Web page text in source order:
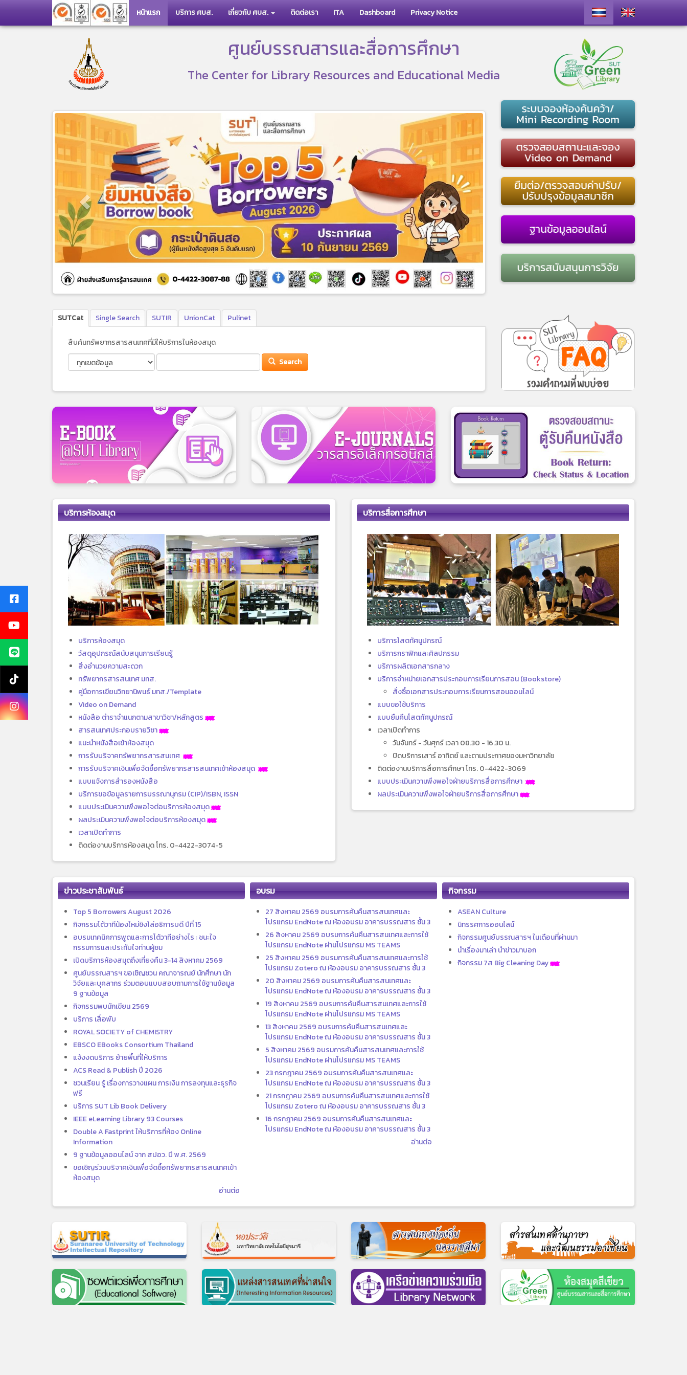
หน้าแรก บริการ ศบส. เกี่ยวกับ ศบส. ติดต่อเรา ITA Dashboard Privacy Notice
ศูนย์บรรณสารและสื่อการศึกษา
The Center for Library Resources and Educational Media
Previous Next
SUTCat Single Search SUTIR UnionCat Pulinet
สืบค้นทรัพยากรสารสนเทศที่มีให้บริการในห้องสมุด
Search
บริการห้องสมุด
บริการห้องสมุด
วัสดุอุปกรณ์สนับสนุนการเรียนรู้
สิ่งอำนวยความสะดวก
ทรัพยากรสารสนเทศ มทส.
คู่มือการเขียนวิทยานิพนธ์ มทส./Template
Video on Demand
หนังสือ ตำราจำแนกตามสาขาวิชา/หลักสูตร
สารสนเทศประกอบรายวิชา
แนะนำหนังสือเข้าห้องสมุด
การรับบริจาคทรัพยากรสารสนเทศ
การรับบริจาคเงินเพื่อจัดซื้อทรัพยากรสารสนเทศเข้าห้องสมุด
แบบแจ้งการสำรองหนังสือ
บริการขอข้อมูลรายการบรรณานุกรม (CIP)/ISBN, ISSN
แบบประเมินความพึงพอใจต่อบริการห้องสมุด
ผลประเมินความพึงพอใจต่อบริการห้องสมุด
เวลาเปิดทำการ
ติดต่องานบริการห้องสมุด โทร. 0-4422-3074-5
บริการสื่อการศึกษา
บริการโสตทัศนูปกรณ์
บริการกราฟิกและศิลปกรรม
บริการผลิตเอกสารกลาง
บริการจำหน่ายเอกสารประกอบการเรียนการสอน (Bookstore)
สั่งซื้อเอกสารประกอบการเรียนการสอนออนไลน์
แบบขอใช้บริการ
แบบยืมคืนโสตทัศนูปกรณ์
เวลาเปิดทำการ
วันจันทร์ - วันศุกร์ เวลา 08.30 - 16.30 น.
ปิดบริการเสาร์ อาทิตย์ และตามประกาศของมหาวิทยาลัย
ติดต่องานบริการสื่อการศึกษา โทร. 0-4422-3069
แบบประเมินความพึงพอใจฝ่ายบริการสื่อการศึกษา
ผลประเมินความพึงพอใจฝ่ายบริการสื่อการศึกษา
ข่าวประชาสัมพันธ์
Top 5 Borrowers August 2026
กิจกรรมโต้วาทีน้องใหม่ชิงโล่อธิการบดี ปีที่ 15
อบรมเทคนิคการพูดและการโต้วาทีอย่างไร : ชนะใจ
กรรมการและประทับใจท่านผู้ชม
เปิดบริการห้องสมุดถึงเที่ยงคืน 3-14 สิงหาคม 2569
ศูนย์บรรณสารฯ ขอเชิญชวน คณาจารณย์ นักศึกษา นัก
วิจัยและบุคลากร ร่วมตอบแบบสอบถามการใช้ฐานข้อมูล
9 ฐานข้อมูล
กิจกรรมพบนักเขียน 2569
บริการ เสื่อพับ
ROYAL SOCIETY of CHEMISTRY
EBSCO EBooks Consortium Thailand
แจ้งงดบริการ ย้ายพื้นที่ให้บริการ
ACS Read & Publish ปี 2026
ชวนเรียน รู้ เรื่องการวางแผน การเงิน การลงทุนและธุรกิจ
ฟรี
บริการ SUT Lib Book Delivery
IEEE eLearning Library 93 Courses
Double A Fastprint ให้บริการที่ห้อง Online
Information
9 ฐานข้อมูลออนไลน์ จาก สปอว. ปี พ.ศ. 2569
ขอเชิญร่วมบริจาคเงินเพื่อจัดซื้อทรัพยากรสารสนเทศเข้า
ห้องสมุด
อ่านต่อ
อบรม
27 สิงหาคม 2569 อบรมการค้นคืนสารสนเทศและ
โปรแกรม EndNote ณ ห้องอบรม อาคารบรรณสาร ชั้น 3
26 สิงหาคม 2569 อบรมการค้นคืนสารสนเทศและการใช้
โปรแกรม EndNote ผ่านโปรแกรม MS TEAMS
25 สิงหาคม 2569 อบรมการค้นคืนสารสนเทศและการใช้
โปรแกรม Zotero ณ ห้องอบรม อาคารบรรณสาร ชั้น 3
20 สิงหาคม 2569 อบรมการค้นคืนสารสนเทศและ
โปรแกรม EndNote ณ ห้องอบรม อาคารบรรณสาร ชั้น 3
19 สิงหาคม 2569 อบรมการค้นคืนสารสนเทศและการใช้
โปรแกรม EndNote ผ่านโปรแกรม MS TEAMS
13 สิงหาคม 2569 อบรมการค้นคืนสารสนเทศและ
โปรแกรม EndNote ณ ห้องอบรม อาคารบรรณสาร ชั้น 3
5 สิงหาคม 2569 อบรมการค้นคืนสารสนเทศและการใช้
โปรแกรม EndNote ผ่านโปรแกรม MS TEAMS
23 กรกฎาคม 2569 อบรมการค้นคืนสารสนเทศและ
โปรแกรม EndNote ณ ห้องอบรม อาคารบรรณสาร ชั้น 3
21 กรกฎาคม 2569 อบรมการค้นคืนสารสนเทศและการใช้
โปรแกรม Zotero ณ ห้องอบรม อาคารบรรณสาร ชั้น 3
16 กรกฎาคม 2569 อบรมการค้นคืนสารสนเทศและ
โปรแกรม EndNote ณ ห้องอบรม อาคารบรรณสาร ชั้น 3
อ่านต่อ
กิจกรรม
ASEAN Culture
นิทรรศการออนไลน์
กิจกรรมศูนย์บรรณสารฯ ในเดือนที่ผ่านมา
นำเรื่องมาเล่า นำข่าวมาบอก
กิจกรรม 7ส Big Cleaning Day